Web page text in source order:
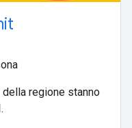
regione stanno